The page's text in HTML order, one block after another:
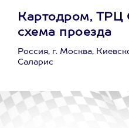
Картодром, ТРЦ
схема проезда
Россия, г. Москва,
Саларис